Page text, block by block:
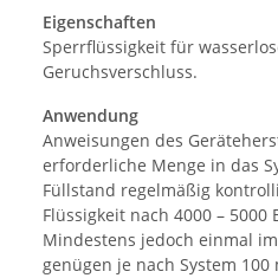
Eigenschaften
Sperrflüssigkeit für
Geruchsverschluss.
Anwendung
Anweisungen des
erforderliche Menge in das
Füllstand regelmäßig
Flüssigkeit nach 4000 –
Mindestens jedoch einmal
genügen je nach System 100